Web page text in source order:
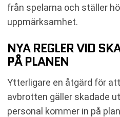
från spelarna och ställer
uppmärksamhet.
NYA REGLER VID
PÅ PLANEN
Ytterligare en åtgärd för
avbrotten gäller skadade
personal kommer in på